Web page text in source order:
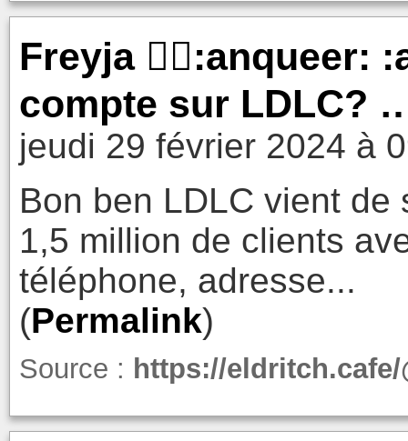
Freyja 🏴‍☠️:anqueer:
compte sur LDLC?
jeudi 29 février 2024 à
Bon ben LDLC vient
1,5 million de clients
téléphone, adresse...
(Permalink)
Source : https://eldritch.cafe/